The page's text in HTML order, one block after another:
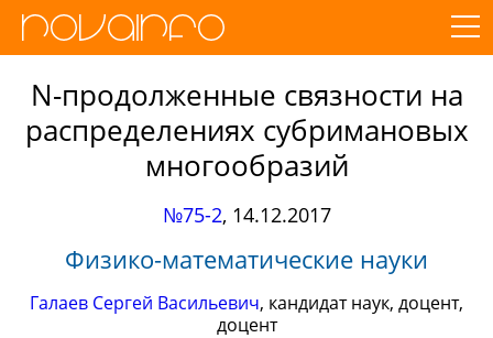
N-продолженные связности на
распределениях субримановых
многообразий
№75-2, 14.12.2017
Физико-математические науки
Галаев Сергей Васильевич, кандидат наук, доцент,
доцент